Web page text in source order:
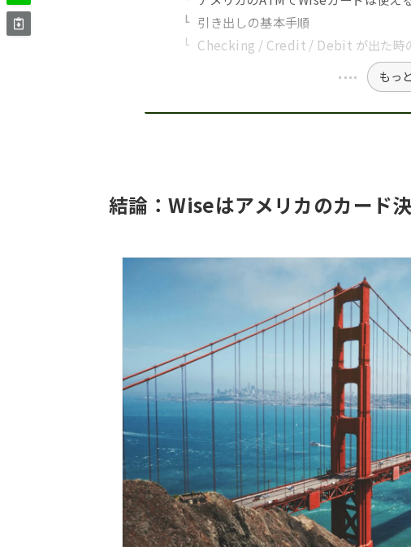
引き出しの基本手順
Checking / Credit / Debit が出た時
もっ
結論：Wiseはアメリカのカード